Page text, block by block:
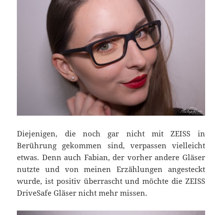
Diejenigen, die noch gar nicht mit ZEISS in
Berührung gekommen sind, verpassen vielleicht
etwas. Denn auch Fabian, der vorher andere Gläser
nutzte und von meinen Erzählungen angesteckt
wurde, ist positiv überrascht und möchte die ZEISS
DriveSafe Gläser nicht mehr missen.